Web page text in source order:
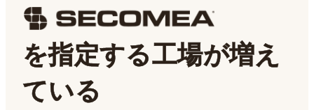
を指定する工場が増え
ている